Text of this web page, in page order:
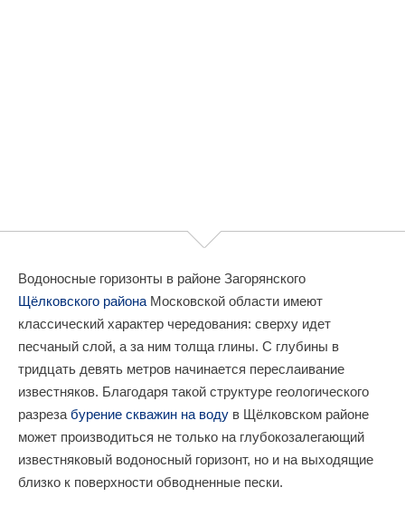
Водоносные горизонты в районе Загорянского
Щёлковского района Московской области имеют
классический характер чередования: сверху идет
песчаный слой, а за ним толща глины. С глубины в
тридцать девять метров начинается переслаивание
известняков. Благодаря такой структуре геологического
разреза бурение скважин на воду в Щёлковском районе
может производиться не только на глубокозалегающий
известняковый водоносный горизонт, но и на выходящие
близко к поверхности обводненные пески.